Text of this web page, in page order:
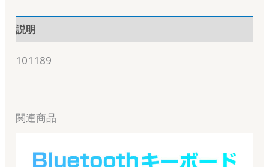
説明
101189
関連商品